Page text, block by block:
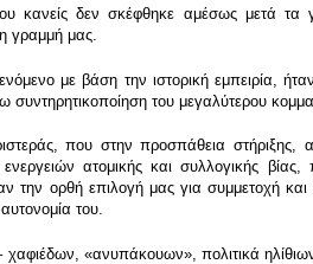
κανείς δεν σκέφθηκε αμέσως μετά
γραμμή μας.
με βάση την ιστορική εμπειρία,
του μεγαλύτερου
που στην προσπάθεια στήριξης,
ατομικής και συλλογικής
την ορθή επιλογή μας για συμμετοχή
του.
«ανυπάκουων», πολιτικά